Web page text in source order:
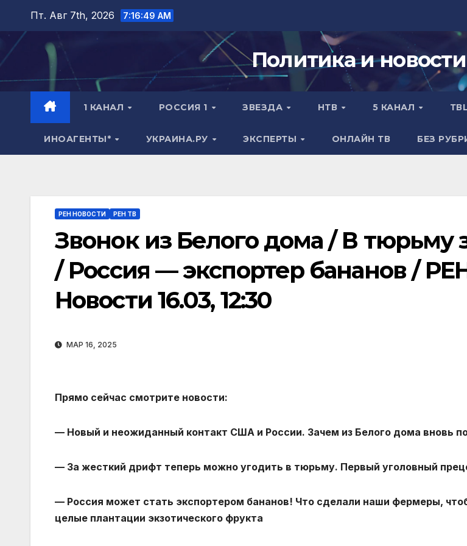
Перейти
содержимому
Пт. Авг 7th, 2026 7:16:50 AM
Политика и
1 КАНАЛ РОССИЯ 1 ЗВЕЗДА НТВ 5 КАНАЛ
ИНОАГЕНТЫ* УКРАИНА.РУ ЭКСПЕРТЫ ОНЛАЙН ТВ БЕЗ
РЕН НОВОСТИ РЕН ТВ
Звонок из Белого дома / В тюрьму
/ Россия — экспортер бананов /
Новости 16.03, 12:30
МАР 16, 2025
Прямо сейчас смотрите новости:
— Новый и неожиданный контакт США и России. Зачем из Белого дома вновь
— За жесткий дрифт теперь можно угодить в тюрьму. Первый уголовный
— Россия может стать экспортером бананов! Что сделали наши фермеры,
целые плантации экзотического фрукта